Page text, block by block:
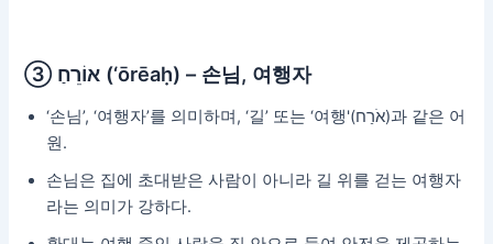
③ אוֹרֵחַ (‘ōrēaḥ) – 손님, 여행자
‘손님’, ‘여행자’를 의미하며, ‘길’ 또는 ‘여행'(אֹרַח)과 같은 어
원.
손님은 집에 초대받은 사람이 아니라 길 위를 걷는 여행자
라는 의미가 강하다.